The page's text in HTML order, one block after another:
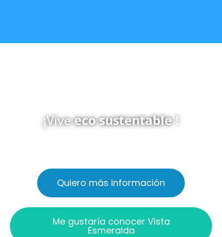
¡Viveeco sustentable!
Quiero más información
Me gustaría conocer Vista
Esmeralda